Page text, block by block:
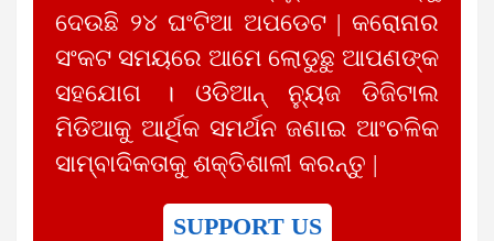
ଦେଉଛି ୨୪ ଘଂଟିଆ ଅପଡେଟ | କରୋନାର
ସଂକଟ ସମୟରେ ଆମେ ଲୋଡୁଛୁ ଆପଣଙ୍କ
ସହଯୋଗ । ଓଡିଆନ୍ ନ୍ୟୁଜ ଡିଜିଟାଲ
ମିଡିଆକୁ ଆର୍ଥିକ ସମର୍ଥନ ଜଣାଇ ଆଂଚଳିକ
ସାମ୍ବାଦିକତାକୁ ଶକ୍ତିଶାଳୀ କରନ୍ତୁ |
SUPPORT US